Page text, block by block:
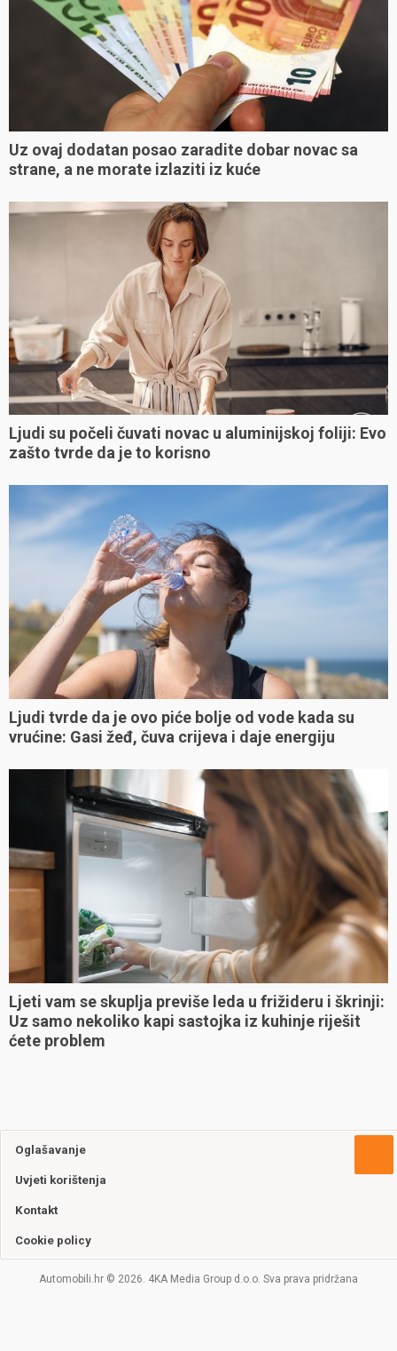
Uz ovaj dodatan posao zaradite dobar novac sa
strane, a ne morate izlaziti iz kuće
Ljudi su počeli čuvati novac u aluminijskoj foliji: Evo
zašto tvrde da je to korisno
Ljudi tvrde da je ovo piće bolje od vode kada su
vrućine: Gasi žeđ, čuva crijeva i daje energiju
Ljeti vam se skuplja previše leda u frižideru i škrinji:
Uz samo nekoliko kapi sastojka iz kuhinje riješit
ćete problem
Oglašavanje
Uvjeti korištenja
Kontakt
Cookie policy
Automobili.hr © 2026. 4KA Media Group d.o.o. Sva prava pridržana